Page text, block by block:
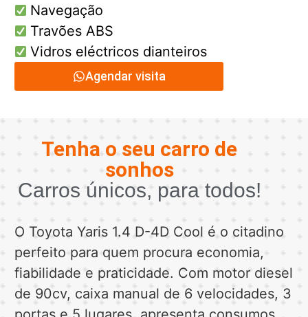
Navegação
Travões ABS
Vidros eléctricos dianteiros
Agendar visita
Tenha o seu carro de
sonhos
Carros únicos, para todos!
O Toyota Yaris 1.4 D-4D Cool é o citadino
perfeito para quem procura economia,
fiabilidade e praticidade. Com motor diesel
de 90cv, caixa manual de 6 velocidades, 3